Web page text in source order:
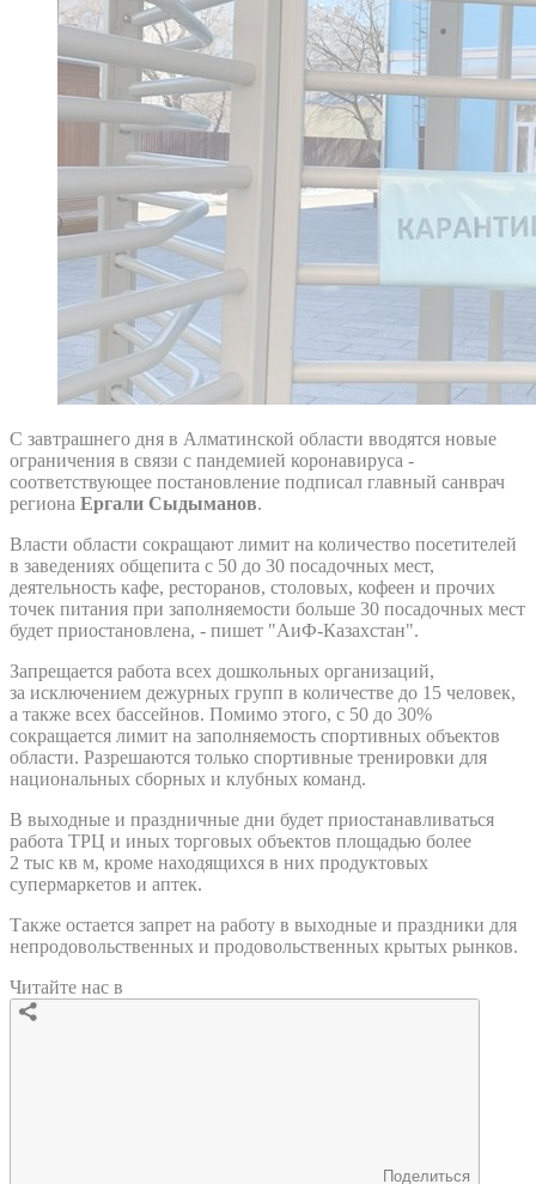
С завтрашнего дня в Алматинской области вводятся новые
ограничения в связи с пандемией коронавируса -
соответствующее постановление подписал главный санврач
региона Ергали Сыдыманов.
Власти области сокращают лимит на количество посетителей
в заведениях общепита с 50 до 30 посадочных мест,
деятельность кафе, ресторанов, столовых, кофеен и прочих
точек питания при заполняемости больше 30 посадочных мест
будет приостановлена, - пишет "АиФ-Казахстан".
Запрещается работа всех дошкольных организаций,
за исключением дежурных групп в количестве до 15 человек,
а также всех бассейнов. Помимо этого, с 50 до 30%
сокращается лимит на заполняемость спортивных объектов
области. Разрешаются только спортивные тренировки для
национальных сборных и клубных команд.
В выходные и праздничные дни будет приостанавливаться
работа ТРЦ и иных торговых объектов площадью более
2 тыс кв м, кроме находящихся в них продуктовых
супермаркетов и аптек.
Также остается запрет на работу в выходные и праздники для
непродовольственных и продовольственных крытых рынков.
Читайте нас в
Поделиться